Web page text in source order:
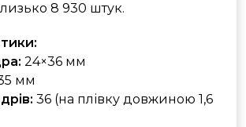
8 930 штук.
24×36 мм
мм
36 (на плівку довжиною 1,6